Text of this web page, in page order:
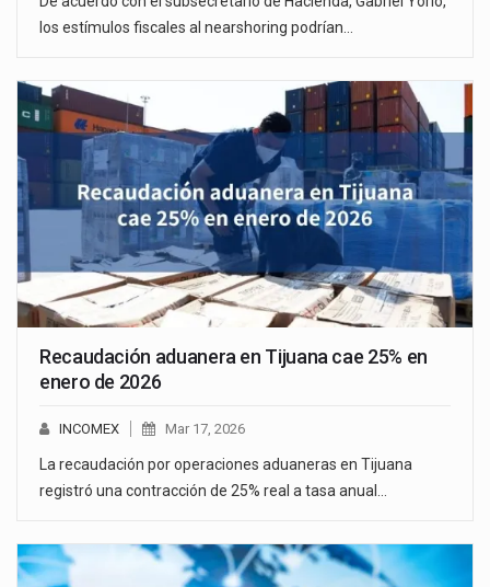
los estímulos fiscales al nearshoring podrían…
Recaudación aduanera en Tijuana cae 25% en
enero de 2026
INCOMEX Mar 17, 2026
La recaudación por operaciones aduaneras en Tijuana
registró una contracción de 25% real a tasa anual…